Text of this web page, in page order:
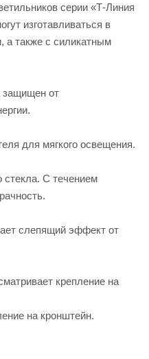
серии «Т-Линия
изготавливаться в
а также с силикатным
защищен от
для мягкого освещения.
стекла. С течением
слепящий эффект от
крепление на
на кронштейн.